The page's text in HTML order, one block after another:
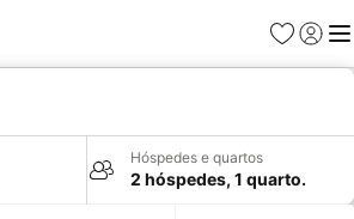
Favoritos
Iniciar
Hóspedes e quartos
2 hóspedes, 1 quarto.